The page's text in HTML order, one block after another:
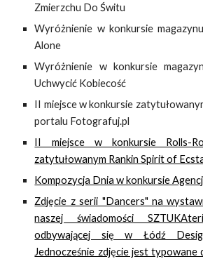
Zmierzchu Do Świtu
Wyróżnienie w konkursie
Alone
Wyróżnienie w konkursie
Uchwycić Kobiecość
II miejsce w konkursie
portalu Fotografuj.pl
II miejsce w konkursie Rolls-
zatytułowanym Rankin Spirit of
Kompozycja Dnia w konkursie
Zdjęcie z serii "Dancers" na
naszej świadomości
odbywającej się w Łódź
Jednocześnie zdjęcie jest typowane